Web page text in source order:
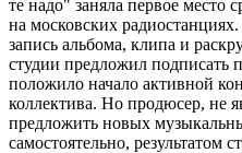
те надо" заняла первое место
на московских
запись альбома, клипа и
студии предложил подписать
положило начало активной
коллектива. Но продюсер, не
предложить новых
самостоятельно, результатом